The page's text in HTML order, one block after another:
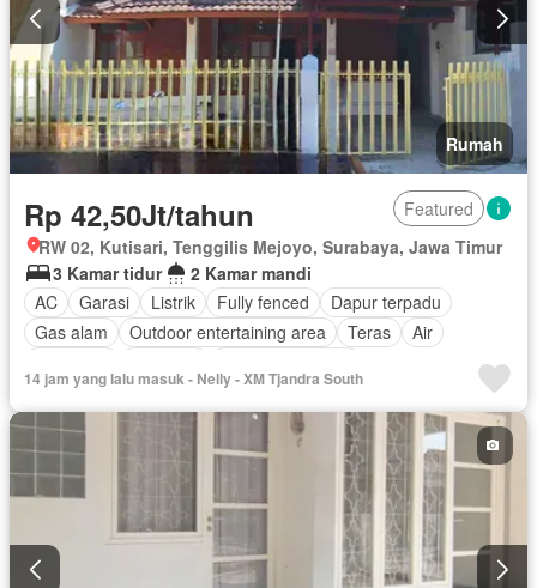
Rumah
Rp 42,50Jt/tahun
Featured
RW 02, Kutisari, Tenggilis Mejoyo, Surabaya, Jawa Timur
3 Kamar tidur
2 Kamar mandi
AC
Garasi Listrik Fully fenced
Dapur terpadu
Gas alam
Outdoor entertaining area Teras
Air
14 jam yang lalu masuk - Nelly - XM Tjandra South